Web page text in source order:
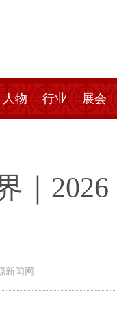
人物 行业 展会
｜
新闻网